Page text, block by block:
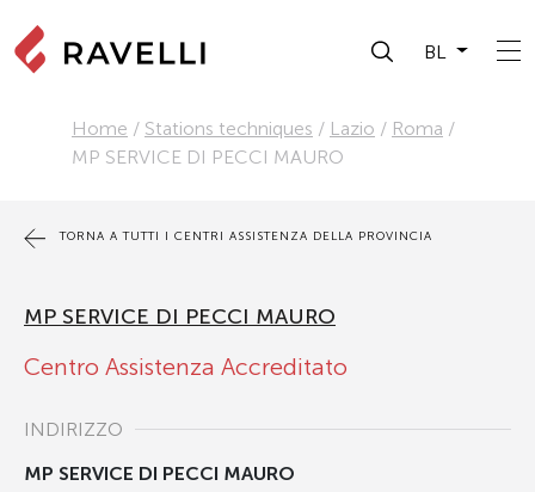
BL
Home / Stations techniques / Lazio / Roma /
MP SERVICE DI PECCI MAURO
TORNA A TUTTI I CENTRI ASSISTENZA DELLA PROVINCIA
MP SERVICE DI PECCI MAURO
Centro Assistenza Accreditato
INDIRIZZO
MP SERVICE DI PECCI MAURO